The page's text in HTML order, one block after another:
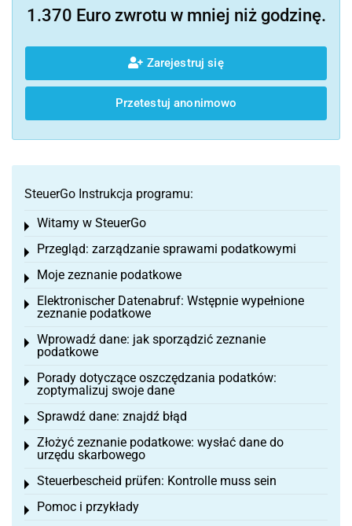
1.370 Euro zwrotu w mniej niż godzinę.
Zarejestruj się
Przetestuj anonimowo
SteuerGo Instrukcja programu:
Witamy w SteuerGo
Toggle menu
Przegląd: zarządzanie sprawami podatkowymi
Toggle menu
Moje zeznanie podatkowe
Toggle menu
Elektronischer Datenabruf: Wstępnie wypełnione
zeznanie podatkowe
Toggle menu
Wprowadź dane: jak sporządzić zeznanie
podatkowe
Toggle menu
Porady dotyczące oszczędzania podatków:
zoptymalizuj swoje dane
Toggle menu
Sprawdź dane: znajdź błąd
Toggle menu
Złożyć zeznanie podatkowe: wysłać dane do
urzędu skarbowego
Toggle menu
Steuerbescheid prüfen: Kontrolle muss sein
Toggle menu
Pomoc i przykłady
Toggle menu